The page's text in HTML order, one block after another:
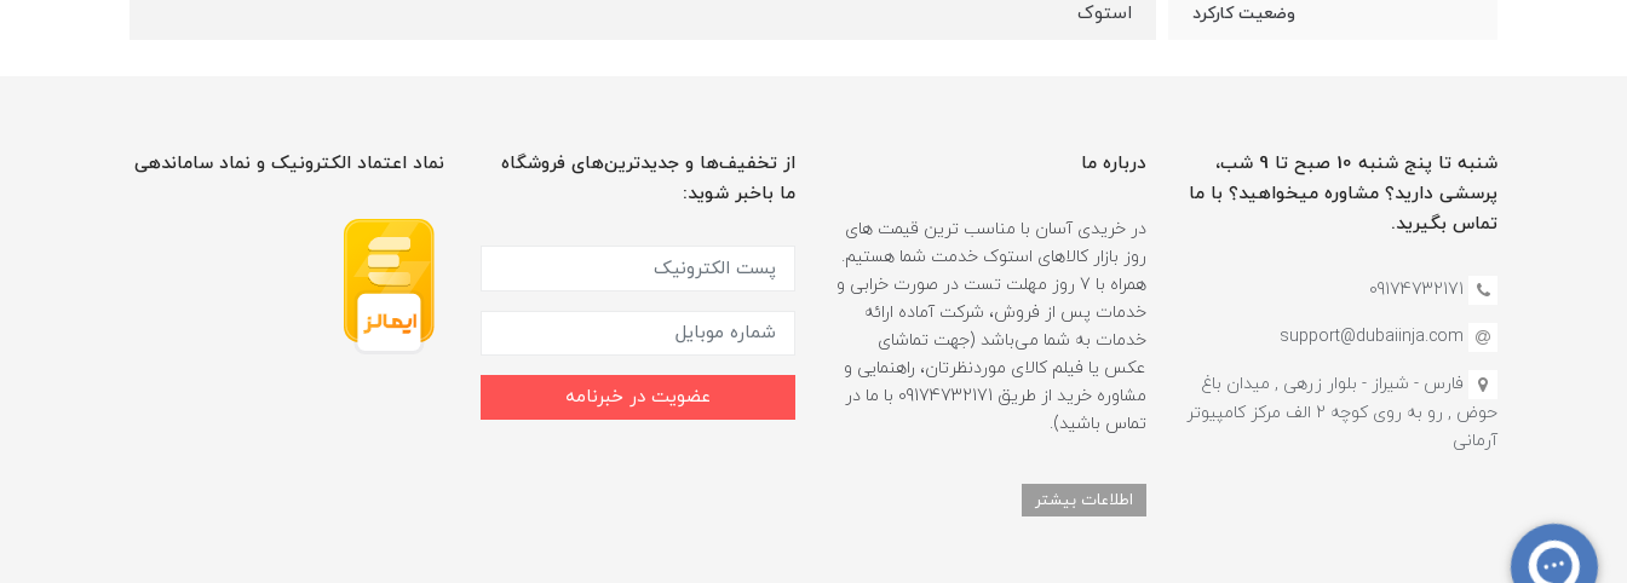
وضعیت کارکرد استوک
شنبه تا پنج شنبه 10 صبح تا 9 شب،
پرسشی دارید؟ مشاوره میخواهید؟ با ما
تماس بگیرید.
09174732171
support@dubaiinja.com
فارس - شیراز - بلوار زرهی , میدان باغ
حوض , رو به روی کوچه 2 الف مرکز کامپیوتر
آرمانی
درباره ما
در خریدی آسان با مناسب ترین قیمت های
روز بازار کالاهای استوک خدمت شما هستیم.
همراه با 7 روز مهلت تست در صورت خرابی و
خدمات پس از فروش، شرکت آماده ارائه
خدمات به شما می‌باشد (جهت تماشای
عکس یا فیلم کالای موردنظرتان، راهنمایی و
مشاوره خرید از طریق 09174732171 با ما در
تماس باشید).
اطلاعات بیشتر
از تخفیف‌ها و جدیدترین‌های فروشگاه
ما باخبر شوید:
عضویت در خبرنامه
نماد اعتماد الکترونیک و نماد ساماندهی